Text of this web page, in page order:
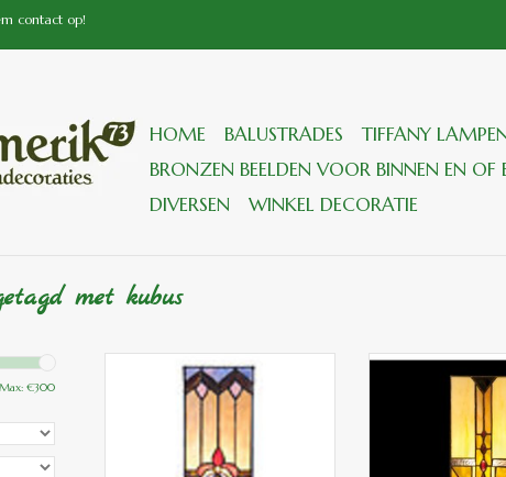
contact op!
HOME BALUSTRADES TIFFANY
BRONZEN BEELDEN VOOR BINNEN EN OF
DIVERSEN
WINKEL DECORATIE
met kubus
Max: €300
L 5907 Tiffany tafellamp Model
Kubus
TOEVOEGEN AAN
WINKELWAGEN
Tafellamp
compleet 18*45 cm
60w